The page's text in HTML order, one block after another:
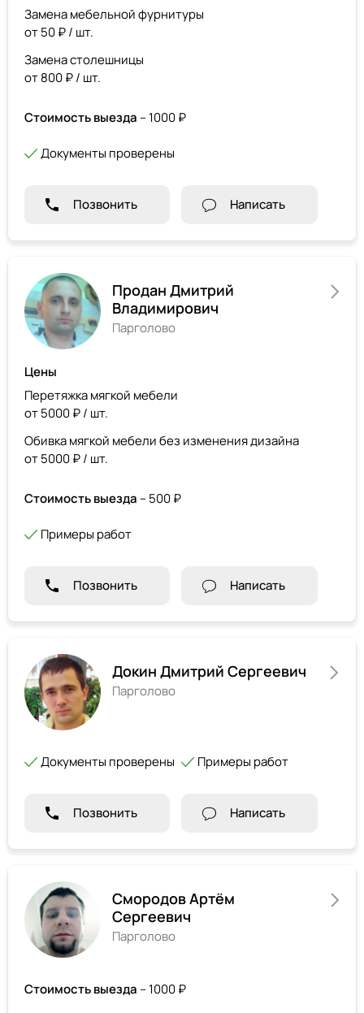
Замена мебельной фурнитуры
от 50 ₽ / шт.
Замена столешницы
от 800 ₽ / шт.
Стоимость выезда – 1000 ₽
Документы проверены
Позвонить Написать
Продан Дмитрий
Владимирович
Парголово
Цены
Перетяжка мягкой мебели
от 5000 ₽ / шт.
Обивка мягкой мебели без изменения дизайна
от 5000 ₽ / шт.
Стоимость выезда – 500 ₽
Примеры работ
Позвонить Написать
Докин Дмитрий Сергеевич
Парголово
Документы проверены Примеры работ
Позвонить Написать
Смородов Артём
Сергеевич
Парголово
Стоимость выезда – 1000 ₽